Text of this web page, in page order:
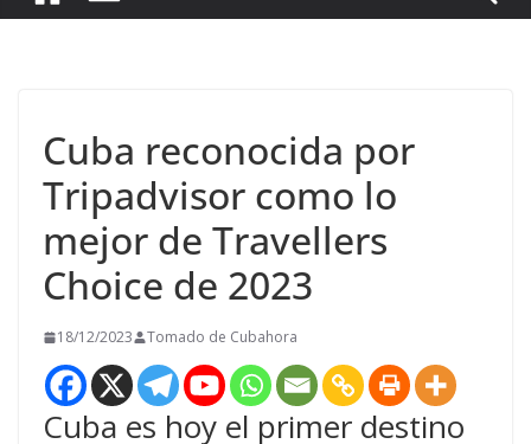
Cuba reconocida por
Tripadvisor como lo
mejor de Travellers
Choice de 2023
18/12/2023 Tomado de Cubahora
Cuba es hoy el primer destino